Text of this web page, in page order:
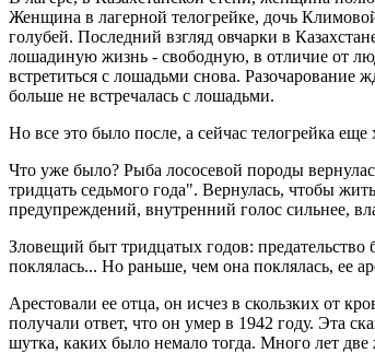
Женщина в лагерной телогрейке, дочь
голубей. Последний взгляд овчарки в
лошадиную жизнь - свободную, в отличие от
встретиться с лошадьми снова.
больше не встречалась с лошадьми.
Но все это было после, а сейчас телогрейка
Что уже было? Рыба лососевой породы
тридцать седьмого года". Вернулась, чтобы
предупреждений, внутренний голос сильнее,
Зловещий быт тридцатых годов: предательство
поклялась... Но раньше, чем она поклялась, ее
Арестовали ее отца, он исчез в скользких от
получали ответ, что он умер в 1942 году. Эта
шутка, каких было немало тогда. Много лет